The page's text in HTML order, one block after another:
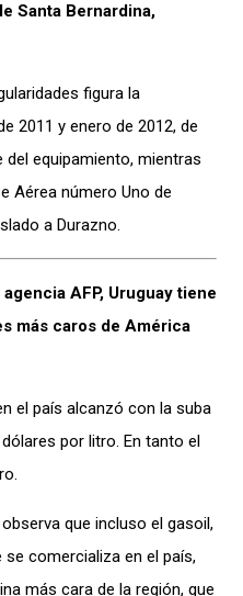
Santa Bernardina,
figura la
2011 y enero de 2012, de
equipamiento, mientras
Aérea número Uno de
a Durazno.
AFP, Uruguay tiene
más caros de América
el país alcanzó con la suba
por litro. En tanto el
que incluso el gasoil,
comercializa en el país,
más cara de la región, que